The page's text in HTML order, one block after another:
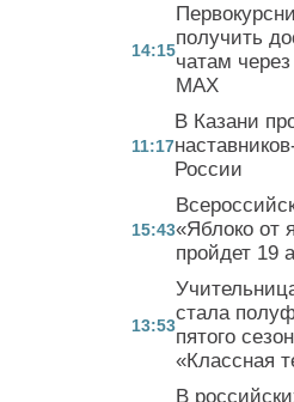
14:15
получить
чатам
MAX
11:17
В Казани
России
15:43«Яблоко от
пройдет 19
13:53
стала
пятого
«Классная
В